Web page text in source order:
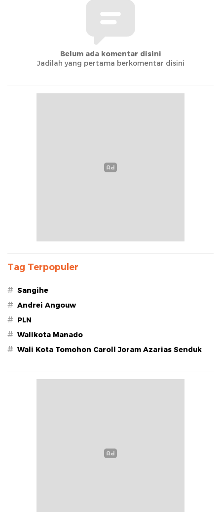
Belum ada komentar disini
Jadilah yang pertama berkomentar disini
Tag Terpopuler
# Sangihe
# Andrei Angouw
# PLN
# Walikota Manado
# Wali Kota Tomohon Caroll Joram Azarias Senduk